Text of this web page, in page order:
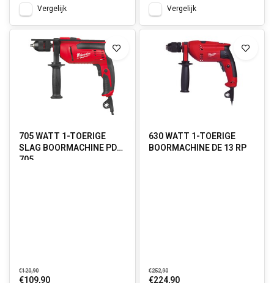
Vergelijk Vergelijk
705 WATT 1-TOERIGE
SLAG BOORMACHINE PD
705
€120,90
€109,90
630 WATT 1-TOERIGE
BOORMACHINE DE 13 RP
€252,90
€224,90